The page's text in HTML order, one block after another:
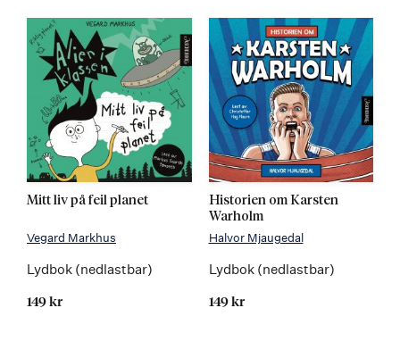
Mitt liv på feil planet
Vegard Markhus
Lydbok (nedlastbar)
149 kr
Historien om Karsten
Warholm
Halvor Mjaugedal
Lydbok (nedlastbar)
149 kr